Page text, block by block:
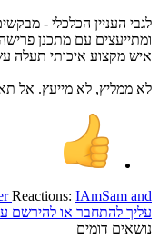
לגבי העניין הכלכלי -
ומתייעצים עם מתכנן
איש מקצוע איכותי תעלה
לא ממליץ, לא מייעץ. אל
Reactions: IAmSam and
עליך להתחבר או להירשם
נושאים דומים